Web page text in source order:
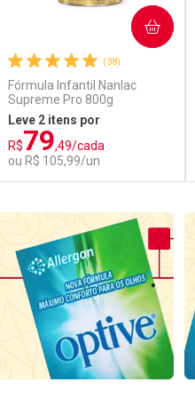
(38)
Fórmula Infantil Nanlac
Supreme Pro 800g
Leve 2 itens por
R$79,49/cada
ou R$ 105,99/un
COMPRAR
Laboratório
Por Menos